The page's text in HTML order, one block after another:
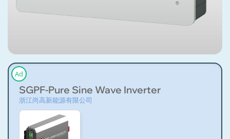
Ad
SGPF-Pure Sine Wave Inverter
浙江尚高新能源有限公司